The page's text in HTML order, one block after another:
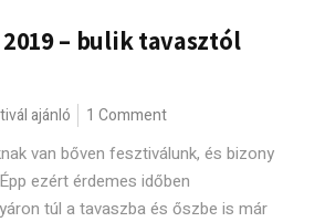
– bulik tavasztól
ajánló 1 Comment
van bőven fesztiválunk, és bizony
ezért érdemes időben
túl a tavaszba és őszbe is már